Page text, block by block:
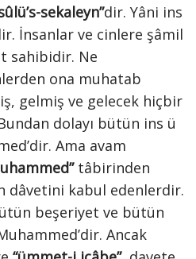
sekaleyn”dir. Yâni ins
İnsanlar ve cinlere şâmil
sahibidir. Ne
ona muhatab
gelmiş ve gelecek hiçbir
dolayı bütün ins ü
Ama avam
tâbirinden
dâvetini kabul edenlerdir.
beşeriyet ve bütün
Ancak